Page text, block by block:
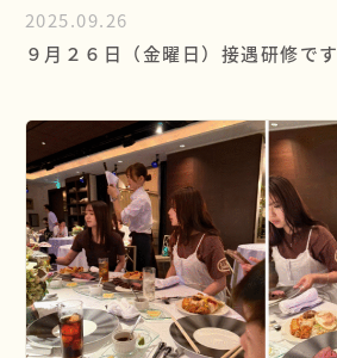
2025.09.26
９月２６日（金曜日）接遇研修です